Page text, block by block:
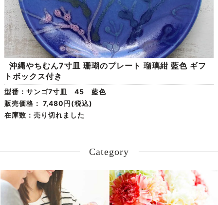
沖縄やちむん7寸皿 珊瑚のプレート 瑠璃紺 藍色 ギフ
トボックス付き
型番：サンゴ7寸皿 45 藍色
販売価格： 7,480円(税込)
在庫数：売り切れました
Category